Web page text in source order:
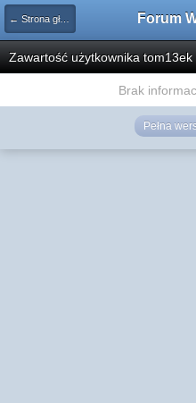
← Strona główna
Zawartość użytkownika tom13ek
Brak
Pełna